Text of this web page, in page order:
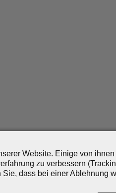
Website. Einige von
zu verbessern
Sie, dass bei einer Ablehnung